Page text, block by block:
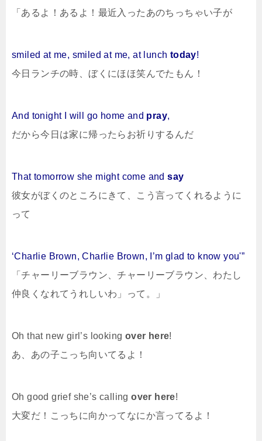
「あるよ！あるよ！最近入ったあのちっちゃい子が
smiled at me, smiled at me, at lunch today!
今日ランチの時、ぼくにほほ笑んでたもん！
And tonight I will go home and pray,
だから今日は家に帰ったらお祈りするんだ
That tomorrow she might come and say
彼女がぼくのところにきて、こう言ってくれるように
って
‘Charlie Brown, Charlie Brown, I’m glad to know you'”
「チャーリーブラウン、チャーリーブラウン、わたし
仲良くなれてうれしいわ」って。」
Oh that new girl’s looking over here!
あ、あの子こっち向いてるよ！
Oh good grief she’s calling over here!
大変だ！こっちに向かってなにか言ってるよ！